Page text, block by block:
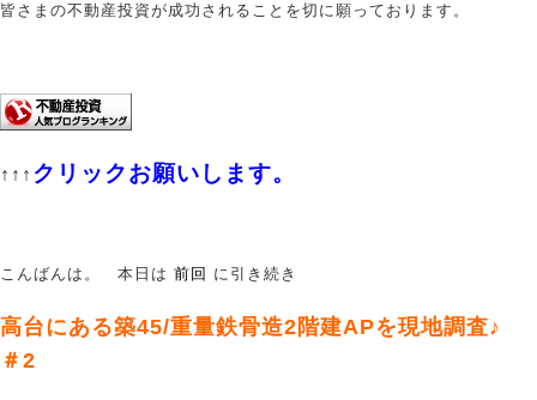
皆さまの不動産投資が成功されることを切に願っております。
↑↑↑ クリックお願いします。
こんばんは。 本日は 前回 に引き続き
高台にある築45/重量鉄骨造2階建APを現地調査♪
＃2